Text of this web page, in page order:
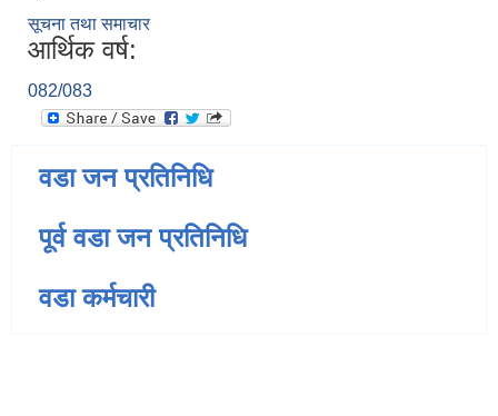
सूचना तथा समाचार
आर्थिक वर्ष:
082/083
वडा जन प्रतिनिधि
पूर्व वडा जन प्रतिनिधि
वडा कर्मचारी